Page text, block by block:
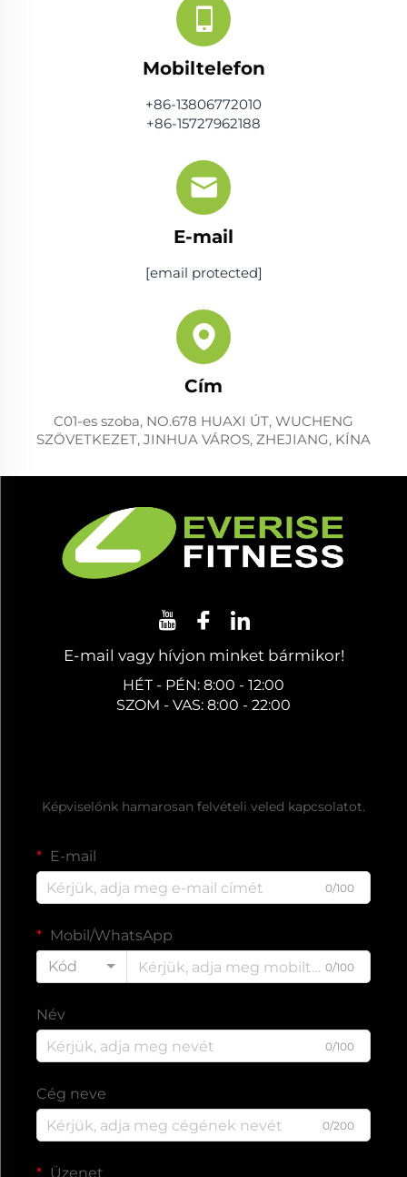
Mobiltelefon
+86-13806772010
+86-15727962188
E-mail
[email protected]
Cím
C01-es szoba, NO.678 HUAXI ÚT, WUCHENG
SZÖVETKEZET, JINHUA VÁROS, ZHEJIANG, KÍNA
E-mail vagy hívjon minket bármikor!
HÉT - PÉN: 8:00 - 12:00
SZOM - VAS: 8:00 - 22:00
Képviselőnk hamarosan felvételi veled kapcsolatot.
E-mail
0/100
Mobil/WhatsApp
Kód
0/100
Név
0/100
Cég neve
0/200
Üzenet